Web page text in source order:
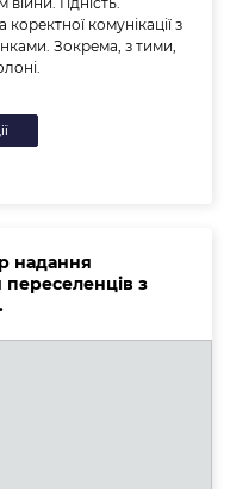
комунікації з
Зокрема, з тими,
надання
переселенців з